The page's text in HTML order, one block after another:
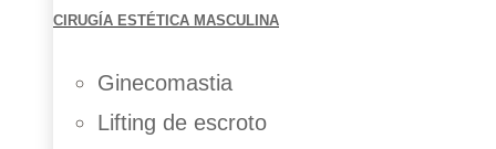
CIRUGÍA ESTÉTICA MASCULINA
Ginecomastia
Lifting de escroto